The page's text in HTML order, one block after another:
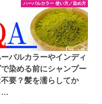
ハーバルカラー 使い方／染め方
バルカラーやインディ
で染める前にシャンプー
要？髪を濡らしてか
…